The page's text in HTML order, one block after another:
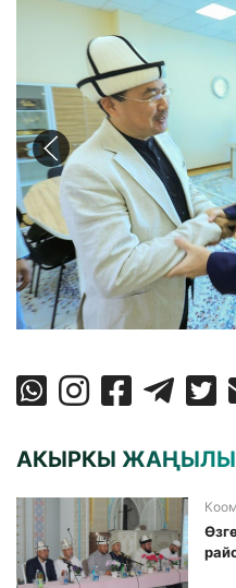
АКЫРКЫ
Коом